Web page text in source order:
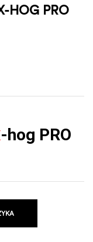
HOG PRO
-hog PRO